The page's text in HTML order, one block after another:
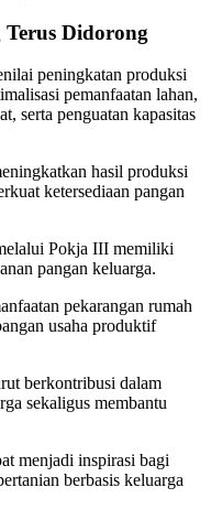
Didorong
peningkatan produksi
pemanfaatan lahan,
serta penguatan kapasitas
hasil produksi
ketersediaan pangan
Pokja III memiliki
pangan keluarga.
pekarangan rumah
usaha produktif
berkontribusi dalam
sekaligus membantu
menjadi inspirasi bagi
berbasis keluarga